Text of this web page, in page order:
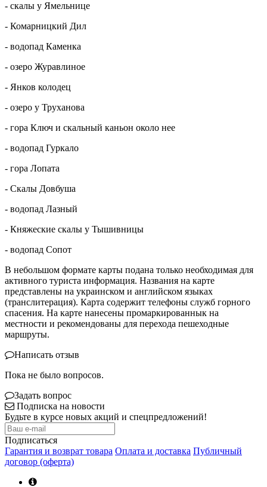
- скалы у Ямельнице
- Комарницкий Дил
- водопад Каменка
- озеро Журавлиное
- Янков колодец
- озеро у Труханова
- гора Ключ и скальный каньон около нее
- водопад Гуркало
- гора Лопата
- Скалы Довбуша
- водопад Лазный
- Княжеские скалы у Тышивницы
- водопад Сопот
В небольшом формате карты подана только необходимая для
активного туриста информация. Названия на карте
представлены на украинском и английском языках
(транслитерация). Карта содержит телефоны служб горного
спасения. На карте нанесены промаркированнык на
местности и рекомендованы для перехода пешеходные
маршруты.
Написать отзыв
Пока не было вопросов.
Задать вопрос
Подписка на новости
Будьте в курсе новых акций и спецпредложений!
Подписаться
Гарантия и возврат товара Оплата и доставка Публичный
договор (оферта)